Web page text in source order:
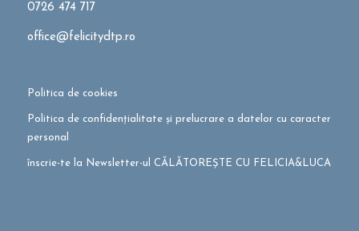
0726 474 717
office@felicitydtp.ro
Politica de cookies
Politica de confidențialitate și prelucrare a datelor cu caracter
personal
înscrie-te la Newsletter-ul CĂLĂTOREȘTE CU FELICIA&LUCA